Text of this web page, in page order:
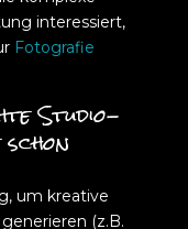
interessiert,
Fotografie
Studio-
um kreative
(z.B.